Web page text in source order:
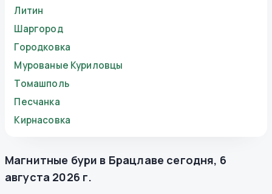
Литин
Шаргород
Городковка
Мурованые Куриловцы
Томашполь
Песчанка
Кирнасовка
Магнитные бури в Брацлаве сегодня, 6
августа 2026 г.